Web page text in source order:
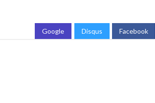
Google Disqus Facebook